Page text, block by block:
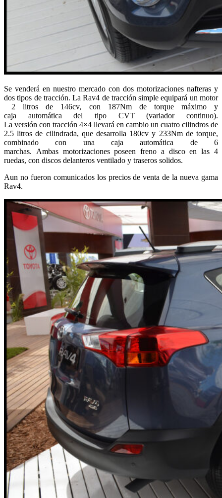
Se venderá en nuestro mercado con dos motorizaciones nafteras y
dos tipos de tracción. La Rav4 de tracción simple equipará un motor
2 litros de 146cv, con 187Nm de torque máximo y
caja automática del tipo CVT (variador continuo).
La versión con tracción 4×4 llevará en cambio un cuatro cilindros de
2.5 litros de cilindrada, que desarrolla 180cv y 233Nm de torque,
combinado con una caja automática de 6
marchas. Ambas motorizaciones poseen freno a disco en las 4
ruedas, con discos delanteros ventilado y traseros solidos.
Aun no fueron comunicados los precios de venta de la nueva gama
Rav4.